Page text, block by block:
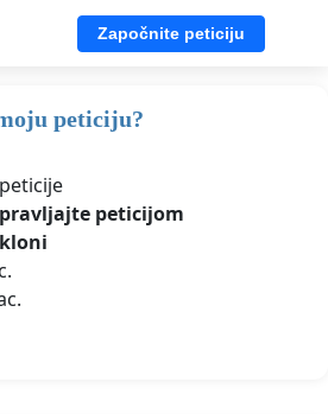
Započnite peticiju
peticiju?
peticijom